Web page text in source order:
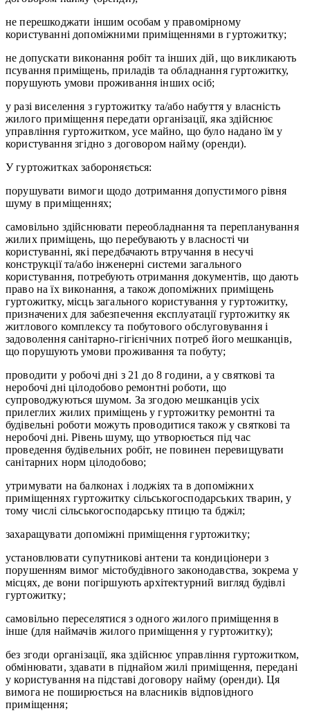
не перешкоджати іншим особам у правомірному
користуванні допоміжними приміщеннями в гуртожитку;
не допускати виконання робіт та інших дій, що викликають
псування приміщень, приладів та обладнання гуртожитку,
порушують умови проживання інших осіб;
у разі виселення з гуртожитку та/або набуття у власність
жилого приміщення передати організації, яка здійснює
управління гуртожитком, усе майно, що було надано їм у
користування згідно з договором найму (оренди).
У гуртожитках забороняється:
порушувати вимоги щодо дотримання допустимого рівня
шуму в приміщеннях;
самовільно здійснювати переобладнання та перепланування
жилих приміщень, що перебувають у власності чи
користуванні, які передбачають втручання в несучі
конструкції та/або інженерні системи загального
користування, потребують отримання документів, що дають
право на їх виконання, а також допоміжних приміщень
гуртожитку, місць загального користування у гуртожитку,
призначених для забезпечення експлуатації гуртожитку як
житлового комплексу та побутового обслуговування і
задоволення санітарно-гігієнічних потреб його мешканців,
що порушують умови проживання та побуту;
проводити у робочі дні з 21 до 8 години, а у святкові та
неробочі дні цілодобово ремонтні роботи, що
супроводжуються шумом. За згодою мешканців усіх
прилеглих жилих приміщень у гуртожитку ремонтні та
будівельні роботи можуть проводитися також у святкові та
неробочі дні. Рівень шуму, що утворюється під час
проведення будівельних робіт, не повинен перевищувати
санітарних норм цілодобово;
утримувати на балконах і лоджіях та в допоміжних
приміщеннях гуртожитку сільськогосподарських тварин, у
тому числі сільськогосподарську птицю та бджіл;
захаращувати допоміжні приміщення гуртожитку;
установлювати супутникові антени та кондиціонери з
порушенням вимог містобудівного законодавства, зокрема у
місцях, де вони погіршують архітектурний вигляд будівлі
гуртожитку;
самовільно переселятися з одного жилого приміщення в
інше (для наймачів жилого приміщення у гуртожитку);
без згоди організації, яка здійснює управління гуртожитком,
обмінювати, здавати в піднайом жилі приміщення, передані
у користування на підставі договору найму (оренди). Ця
вимога не поширюється на власників відповідного
приміщення;